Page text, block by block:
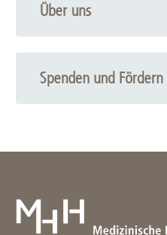
Über uns
Spenden und Fördern